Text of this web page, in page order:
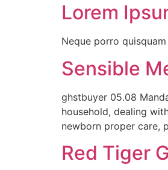
Lorem
Neque porro
Sensible
ghstbuyer 05.08
household, dealing
newborn proper care,
Red Tiger